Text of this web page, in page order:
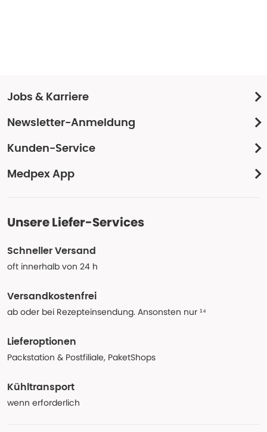
Jobs & Karriere
Newsletter-Anmeldung
Kunden-Service
Medpex App
Unsere Liefer-Services
Schneller Versand
oft innerhalb von 24 h
Versandkostenfrei
ab oder bei Rezepteinsendung. Ansonsten nur ¹⁴
Lieferoptionen
Packstation & Postfiliale, PaketShops
Kühltransport
wenn erforderlich